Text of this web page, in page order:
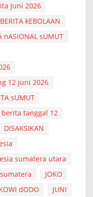
Juni 2026
BERITA kEBOLAAN
nASIONAL sUMUT
12 juni 2026
sUMUT
berita tanggal 12
DISAKSIKAN
sumatera utara
JOKO
dODO
JUNI